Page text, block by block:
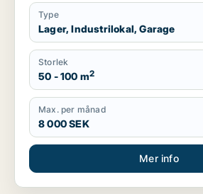
Type
Lager, Industrilokal, Garage
Storlek
50 - 100 m2
Max. per månad
8 000 SEK
Mer info